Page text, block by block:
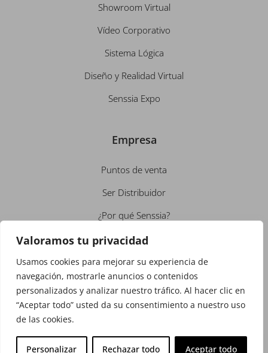
Valoramos tu privacidad
Usamos cookies para mejorar su experiencia de
navegación, mostrarle anuncios o contenidos
personalizados y analizar nuestro tráfico. Al hacer clic en
“Aceptar todo” usted da su consentimiento a nuestro uso
de las cookies.
Personalizar Rechazar todo Aceptar todo
Showroom Virtual
Vídeo Corporativo
Sistema Lógica
Diseño y Realidad Virtual
Senssia Expo
Empresa
Puntos de venta
Ser Distribuidor
¿Por qué Senssia?
Conócenos
Empleo
Política de Privacidad